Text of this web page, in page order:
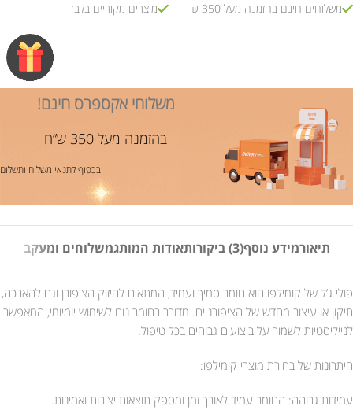
משלוחים חינם בהזמנה מעל 350 ₪
מוצרים מקוריים בלבד
משלוחי אקספרס חינם!
בהזמנה מעל 350 ש”ח
בכפוף לתנאי משלוח ותשלום
תיאורמידע נוסף(3) ביקורות אודות המותגמשלוחים ומעקב
פולי ג’ל של קומילפו הוא חומר סמיך ועמיד, המתאים לחיזוק הציפורן וגם להארכה,
תיקון או עיצוב מחדש של הציפורניים. מדובר בחומר נוח לשימוש יומיומי, המאפשר
לנייליסטיות לשמור על ביצועים גבוהים בכל טיפול.
היתרונות של בחירת מוצרי קומילפו:
עמידות גבוהה: החומר עמיד לאורך זמן ומספק תוצאות יציבות ואמינות.